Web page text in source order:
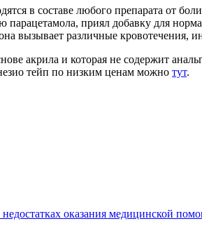
в составе любого препарата от
приял добавку для
вызывает различные кровотечения,
акрила и которая не содержит
тейп по низким ценам можно тут.
оказания медицинской